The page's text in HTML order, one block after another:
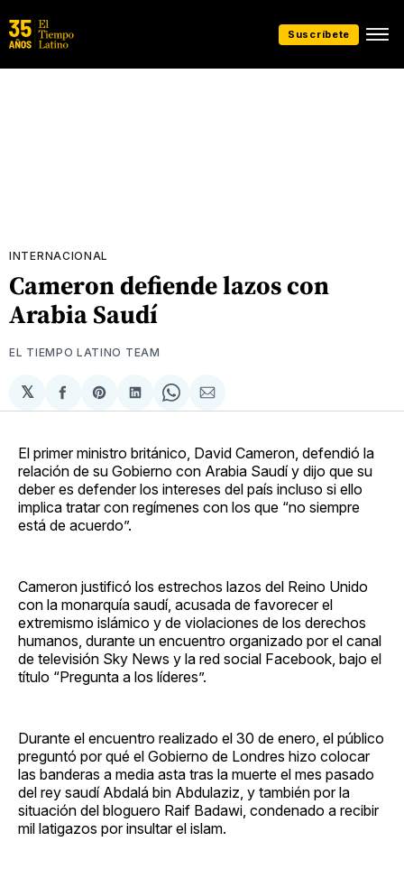
Suscríbete
INTERNACIONAL
Cameron defiende lazos con
Arabia Saudí
EL TIEMPO LATINO TEAM
𝕏
Compartir
en
Share
on
Compartir
en
Share
on
Compartir
via
El primer ministro británico, David Cameron, defendió la
relación de su Gobierno con Arabia Saudí y dijo que su
deber es defender los intereses del país incluso si ello
implica tratar con regímenes con los que “no siempre
está de acuerdo”.
Cameron justificó los estrechos lazos del Reino Unido
con la monarquía saudí, acusada de favorecer el
extremismo islámico y de violaciones de los derechos
humanos, durante un encuentro organizado por el canal
de televisión Sky News y la red social Facebook, bajo el
título “Pregunta a los líderes”.
Durante el encuentro realizado el 30 de enero, el público
preguntó por qué el Gobierno de Londres hizo colocar
las banderas a media asta tras la muerte el mes pasado
del rey saudí Abdalá bin Abdulaziz, y también por la
situación del bloguero Raif Badawi, condenado a recibir
mil latigazos por insultar el islam.